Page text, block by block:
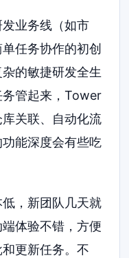
业务线（如市
任务协作的初创
的敏捷研发全生
管起来，Tower
关联、自动化流
能深度会有些吃
，新团队几天就
体验不错，方便
更新任务。不